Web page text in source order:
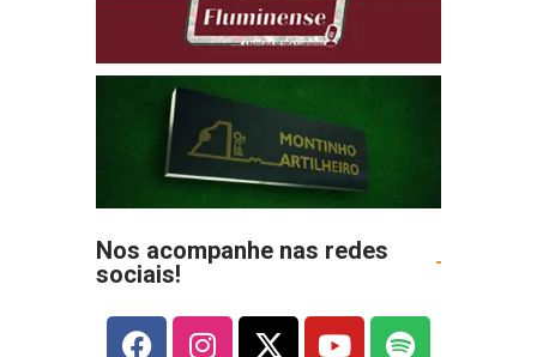
Nos acompanhe nas redes
sociais!